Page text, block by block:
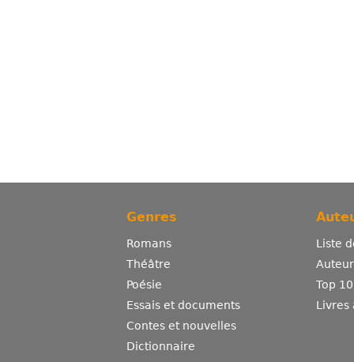
Genres
Romans
Théâtre
Poésie
Essais et documents
Contes et nouvelles
Dictionnaire
Liste
Top
Livres